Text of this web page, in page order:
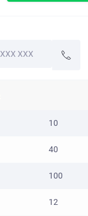
10
40
100
12